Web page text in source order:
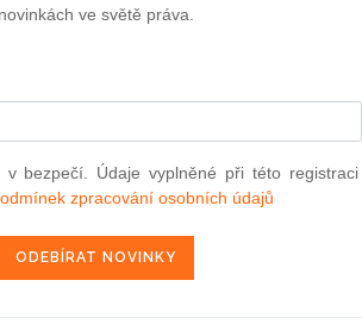
aktuální online kurz na využití
Casta a. s., se sídlem v P.,
R. Š., narozenému XY,
ve světě práva.
bezpečí. Údaje vyplněné při této registraci
zpracování osobních údajů